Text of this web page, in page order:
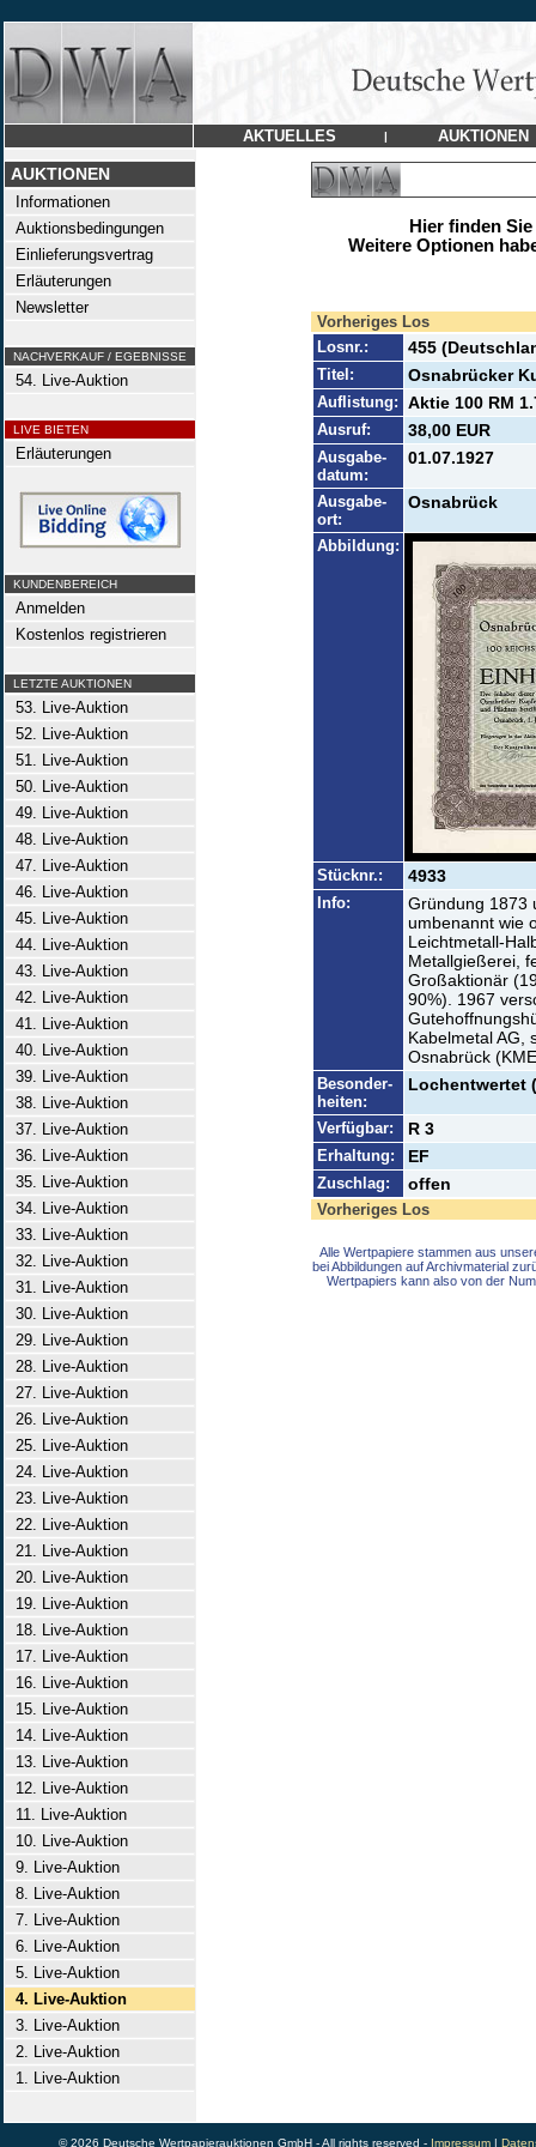
AKTUELLES | AUKTIONEN
AUKTIONEN
Informationen
Auktionsbedingungen
Einlieferungsvertrag
Erläuterungen
Newsletter
NACHVERKAUF / EGEBNISSE
54. Live-Auktion
LIVE BIETEN
Erläuterungen
KUNDENBEREICH
Anmelden
Kostenlos registrieren
LETZTE AUKTIONEN
53. Live-Auktion
52. Live-Auktion
51. Live-Auktion
50. Live-Auktion
49. Live-Auktion
48. Live-Auktion
47. Live-Auktion
46. Live-Auktion
45. Live-Auktion
44. Live-Auktion
43. Live-Auktion
42. Live-Auktion
41. Live-Auktion
40. Live-Auktion
39. Live-Auktion
38. Live-Auktion
37. Live-Auktion
36. Live-Auktion
35. Live-Auktion
34. Live-Auktion
33. Live-Auktion
32. Live-Auktion
31. Live-Auktion
30. Live-Auktion
29. Live-Auktion
28. Live-Auktion
27. Live-Auktion
26. Live-Auktion
25. Live-Auktion
24. Live-Auktion
23. Live-Auktion
22. Live-Auktion
21. Live-Auktion
20. Live-Auktion
19. Live-Auktion
18. Live-Auktion
17. Live-Auktion
16. Live-Auktion
15. Live-Auktion
14. Live-Auktion
13. Live-Auktion
12. Live-Auktion
11. Live-Auktion
10. Live-Auktion
9. Live-Auktion
8. Live-Auktion
7. Live-Auktion
6. Live-Auktion
5. Live-Auktion
4. Live-Auktion
3. Live-Auktion
2. Live-Auktion
1. Live-Auktion
Hier finden
Weitere Optionen
Vorheriges Los
Losnr.:
455
Titel: Osnabrücker
Auflistung: Aktie 100 RM
Ausruf: 38,00 EUR
Ausgabe-
datum:
01.07.1927
Ausgabe-
ort:
Osnabrück
Abbildung:
Stücknr.: 4933
Info:
Gründung 1873
umbenannt wie
Leichtmetall-
Metallgießerei,
Großaktionär
90%). 1967
Kabelmetal AG,
Osnabrück
Besonder-
heiten:
Lochentwertet
Verfügbar: R 3
Erhaltung: EF
Zuschlag: offen
Vorheriges Los
Alle Wertpapiere stammen aus
bei Abbildungen auf Archivmaterial
Wertpapiers kann also von der
© 2026 Deutsche Wertpapierauktionen GmbH - All rights reserved - Impressum|